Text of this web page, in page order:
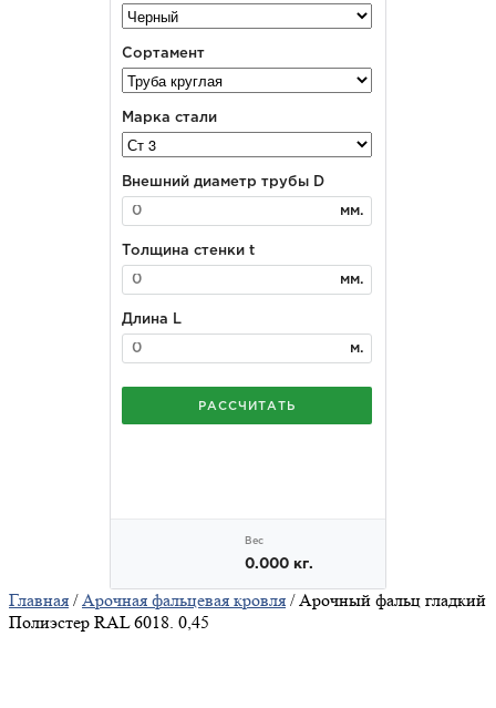
Главная /Арочная фальцевая кровля / Арочный фальц гладкий
Полиэстер RAL 6018. 0,45